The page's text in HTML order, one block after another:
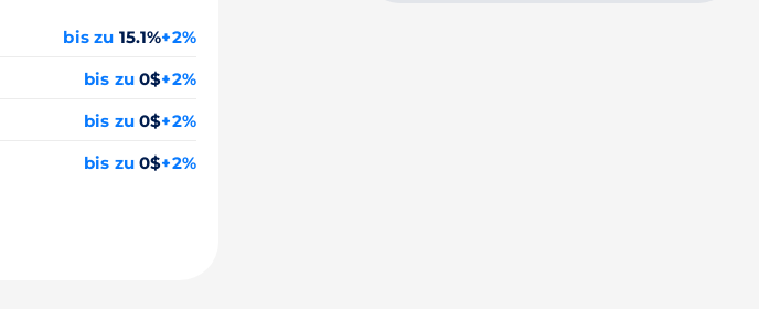
bis zu 15.1%+2%
bis zu0$+2%
bis zu0$+2%
bis zu0$+2%